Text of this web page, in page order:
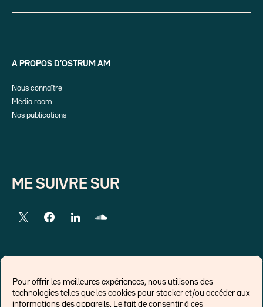
Pour offrir les meilleures expériences, nous utilisons des
technologies telles que les cookies pour stocker et/ou accéder aux
informations des appareils. Le fait de consentir à ces
A PROPOS D’OSTRUM AM
Nous connaître
Média room
Nos publications
ME SUIVRE SUR
LIENS EXTERNES
Chroniques pour Forbes